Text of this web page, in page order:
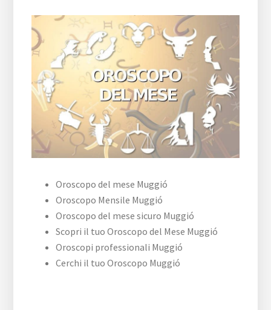
Oroscopo del mese Muggió
Oroscopo Mensile Muggió
Oroscopo del mese sicuro Muggió
Scopri il tuo Oroscopo del Mese Muggió
Oroscopi professionali Muggió
Cerchi il tuo Oroscopo Muggió